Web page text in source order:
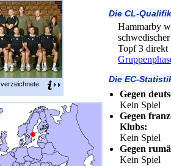
verzeichnete
Die CL-
Hammarby
Topf 3
Die EC-
Gegen
Kein Spiel
Gegen
Klubs:
Kein Spiel
Gegen
Kein Spiel